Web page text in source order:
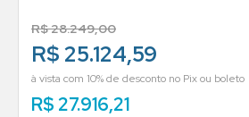
R$28.249,00
R$ 25.124,59
à vista com 10% de desconto no Pix ou boleto
R$27.916,21